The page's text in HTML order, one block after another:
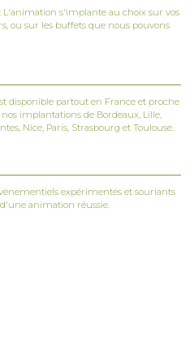
Atelier en plein air
Thématique
Intégration d’autres
les différents type de
Perles de rocaille
Perles en verre
L'animation s'implante au choix sur vos
ou sur les buffets que nous pouvons
disponible partout en France et proche
implantations de Bordeaux, Lille,
Nice, Paris, Strasbourg et Toulouse.
expérimentés et souriants
animation réussie.